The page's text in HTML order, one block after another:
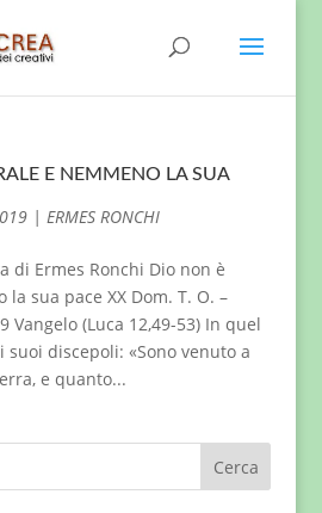
E NEMMENO LA SUA
| ERMES RONCHI
Ermes Ronchi Dio non è
sua pace XX Dom. T. O. –
Vangelo (Luca 12,49-53) In quel
suoi discepoli: «Sono venuto a
e quanto...
Cerca